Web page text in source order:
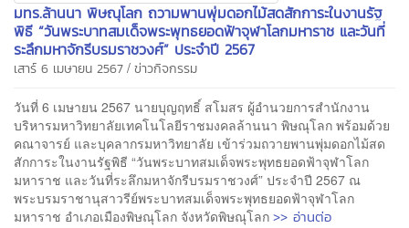
มทร.ล้านนา พิษณุโลก ถวามพานพุ่มดอกไม้สดสักการะในงานรัฐ
พิธี “วันพระบาทสมเด็จพระพุทธยอดฟ้าจุฬาโลกมหาราช และวันที่
ระลึกมหาจักรีบรมราชวงศ์” ประจำปี 2567
เสาร์ 6 เมษายน 2567 / ข่าวกิจกรรม
วันที่ 6 เมษายน 2567 นายบุญฤทธิ์ สโมสร ผู้อำนวยการสำนักงาน
บริหารมหาวิทยาลัยเทคโนโลยีราชมงคลล้านนา พิษณุโลก พร้อมด้วย
คณาจารย์ และบุคลากรมหาวิทยาลัย เข้าร่วมถวายพานพุ่มดอกไม้สด
สักการะในงานรัฐพิธี “วันพระบาทสมเด็จพระพุทธยอดฟ้าจุฬาโลก
มหาราช และวันที่ระลึกมหาจักรีบรมราชวงศ์” ประจำปี 2567 ณ
พระบรมราชานุสาวรีย์พระบาทสมเด็จพระพุทธยอดฟ้าจุฬาโลก
มหาราช อำเภอเมืองพิษณุโลก จังหวัดพิษณุโลก >> อ่านต่อ